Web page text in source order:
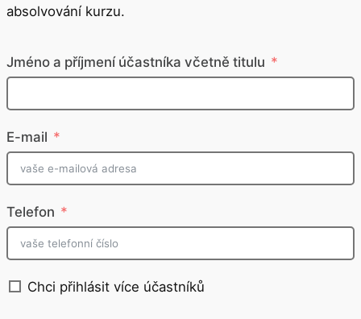
absolvování kurzu.
Jméno a příjmení účastníka včetně titulu
E-mail
Telefon
Chci přihlásit více účastníků